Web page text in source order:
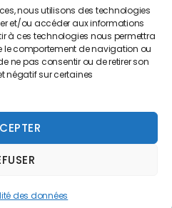
nous utilisons des technologies
et/ou accéder aux informations
à ces technologies nous permettra
le comportement de navigation ou
ne pas consentir ou de retirer son
négatif sur certaines
des données
NOTRE SITE
du site
UN DON
par
légales
des données